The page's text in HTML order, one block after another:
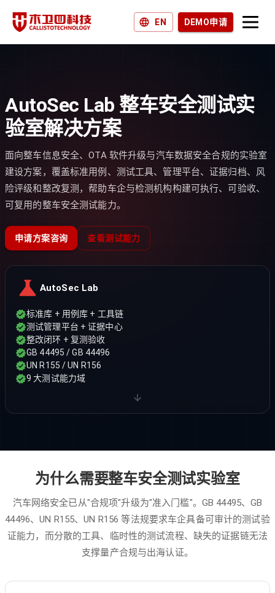
EN
DEMO申请
加入我们
新闻和博客
AutoSec Lab 整车安全测试实
验室解决方案
面向整车信息安全、OTA 软件升级与汽车数据安全合规的实验室
建设方案，覆盖标准用例、测试工具、管理平台、证据归档、风
险评级和整改复测，帮助车企与检测机构构建可执行、可验收、
可复用的整车安全测试能力。
申请方案咨询 查看测试能力
AutoSec Lab
标准库 + 用例库 + 工具链
测试管理平台 + 证据中心
整改闭环 + 复测验收
GB 44495 / GB 44496
UN R155 / UN R156
9 大测试能力域
为什么需要整车安全测试实验室
汽车网络安全已从"合规项"升级为"准入门槛"。GB 44495、GB
44496、UN R155、UN R156 等法规要求车企具备可审计的测试验
证能力，而分散的工具、临时性的测试流程、缺失的证据链无法
支撑量产合规与出海认证。